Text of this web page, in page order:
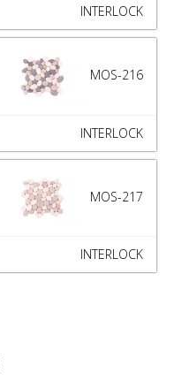
INTERLOCK
MOS-216
INTERLOCK
MOS-217
INTERLOCK